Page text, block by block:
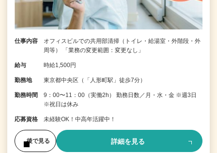
仕事内容
オフィスビルでの共用部清掃（トイレ・給湯室・外階段・外
周等） 「業務の変更範囲：変更なし」
給与 時給1,500円
勤務地 東京都中央区（「人形町駅」徒歩7分）
勤務時間
9：00〜11：00（実働2h） 勤務日数／月・水・金 ※週3日
※祝日は休み
応募資格 未経験OK！中高年活躍中！
後で見る 詳細を見る